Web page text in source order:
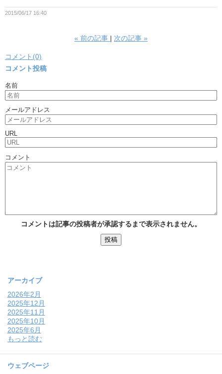
2015/06/17 16:40
« 前の記事 次の記事 »
コメント(0)
コメント投稿
名前
メールアドレス
URL
コメント
コメントは記事の投稿者が承認するまで表示されません。
アーカイブ
2026年2月
2025年12月
2025年11月
2025年10月
2025年6月
もっと読む
ウェブページ